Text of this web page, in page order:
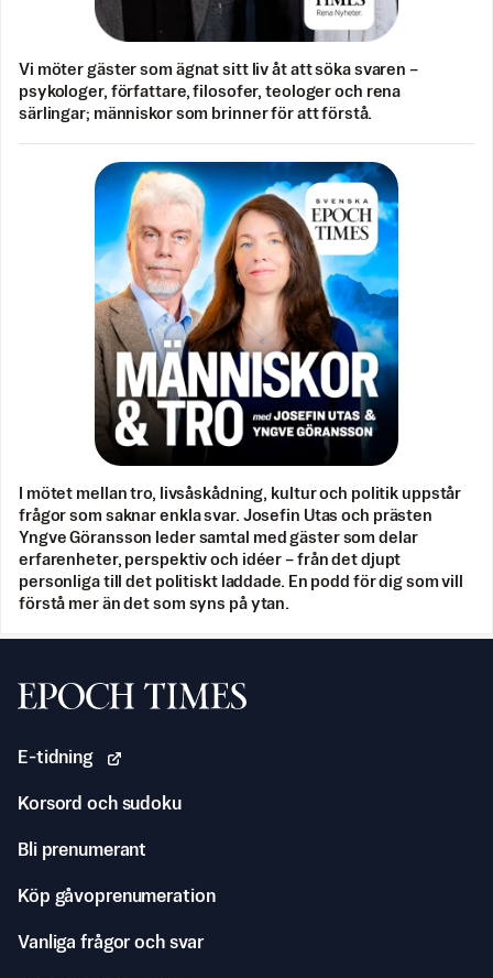
Vi möter gäster som ägnat sitt liv åt att söka svaren –
psykologer, författare, filosofer, teologer och rena
särlingar; människor som brinner för att förstå.
I mötet mellan tro, livsåskådning, kultur och politik uppstår
frågor som saknar enkla svar. Josefin Utas och prästen
Yngve Göransson leder samtal med gäster som delar
erfarenheter, perspektiv och idéer – från det djupt
personliga till det politiskt laddade. En podd för dig som vill
förstå mer än det som syns på ytan.
Svenska Epoch Times
E-tidning
Korsord och sudoku
Bli prenumerant
Köp gåvoprenumeration
Vanliga frågor och svar